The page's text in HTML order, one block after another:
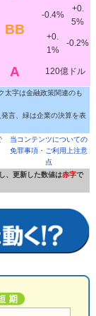
BB
-0.4%
+0.
5%
+0.
1%
-0.2%
A 120億ドル
字は金融政策関連のも
言、緑は企業の決算を表
当コンテンツについての
免罪事項・ご利用上注意
点
、更新した数値は赤字で